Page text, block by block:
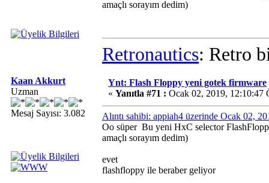
amaçlı sorayım dedim)
Retronautics: Retro
Kaan Akkurt
Uzman
Mesaj Sayısı: 3.082
Ynt: Flash Floppy yeni gotek firmware
« Yanıtla #71 : Ocak 02, 2019, 12:10:47
Alıntı sahibi: appiah4 üzerinde Ocak 02,
Oo süper Bu yeni HxC selector
amaçlı sorayım dedim)
evet
flashfloppy ile beraber geliyor